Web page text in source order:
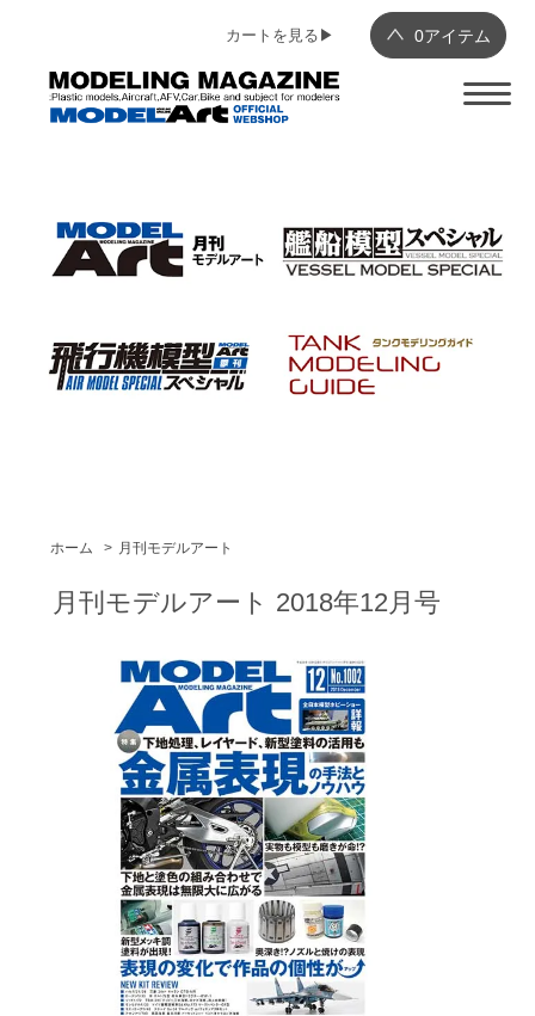
0アイテム
カートを見る▶︎
ホーム > 月刊モデルアート
月刊モデルアート 2018年12月号